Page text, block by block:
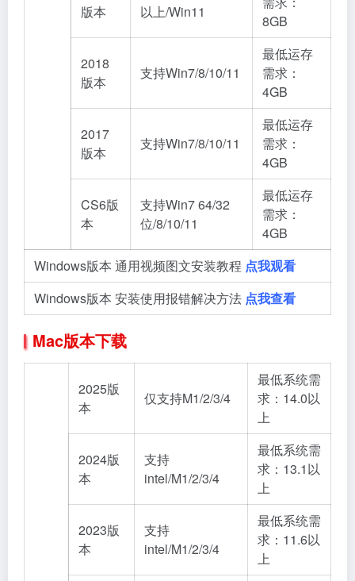
版本
以上/Win11
8GB
2018
版本
支持Win7/8/10/11
最低运存
需求：
4GB
2017
版本
支持Win7/8/10/11
最低运存
需求：
4GB
CS6版
本
支持Win7 64/32
位/8/10/11
最低运存
需求：
4GB
Windows版本 通用视频图文安装教程 点我观看
Windows版本 安装使用报错解决方法 点我查看
Mac版本下载
2025版
本
仅支持M1/2/3/4
最低系统需
求：14.0以
上
2024版
本
支持
intel/M1/2/3/4
最低系统需
求：13.1以
上
2023版
本
支持
intel/M1/2/3/4
最低系统需
求：11.6以
上